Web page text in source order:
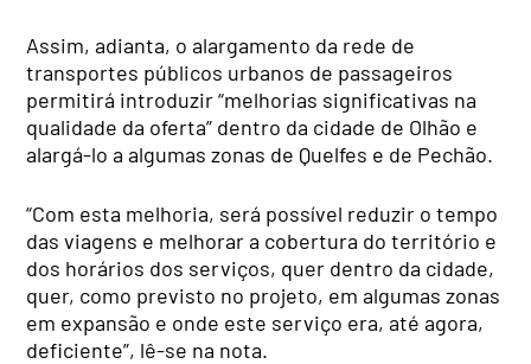
Assim, adianta, o alargamento da rede de
transportes públicos urbanos de passageiros
permitirá introduzir “melhorias significativas na
qualidade da oferta” dentro da cidade de Olhão e
alargá-lo a algumas zonas de Quelfes e de Pechão.
“Com esta melhoria, será possível reduzir o tempo
das viagens e melhorar a cobertura do território e
dos horários dos serviços, quer dentro da cidade,
quer, como previsto no projeto, em algumas zonas
em expansão e onde este serviço era, até agora,
deficiente”, lê-se na nota.